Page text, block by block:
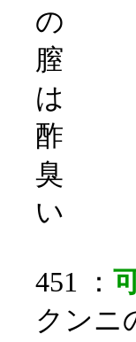
の
膣
は
酢
臭
い
451 ：
クンニ